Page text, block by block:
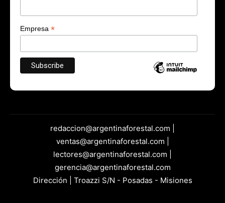
Empresa *
redaccion@argentinaforestal.com |
ventas@argentinaforestal.com |
lectores@argentinaforestal.com |
gerencia@argentinaforestal.com
Dirección | Troazzi S/N - Posadas - Misiones